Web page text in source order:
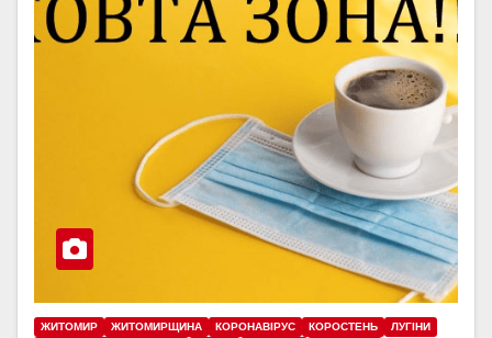
ЖИТОМИР ЖИТОМИРЩИНА КОРОНАВІРУС КОРОСТЕНЬ
ЛУГІНИ